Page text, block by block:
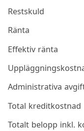
Restskuld
Ränta
Effektiv ränta
Administrativa
Total kreditkostnad
Totalt belopp inkl.